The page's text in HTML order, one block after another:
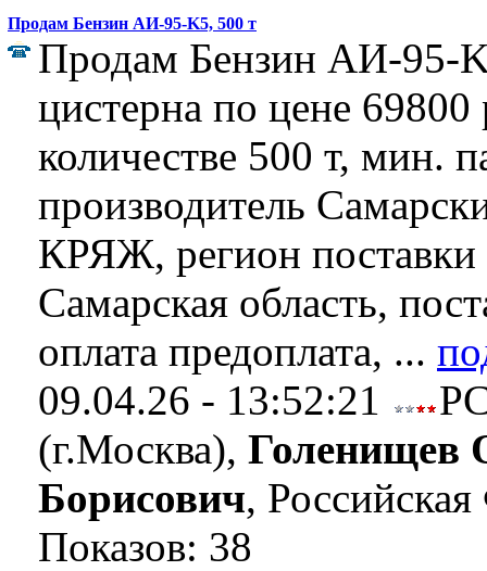
Продам Бензин АИ-95-K5, 500 т
Продам Бензин АИ-95-
цистерна по цене 69800
количестве 500 т, мин.
производитель
КРЯЖ, регион
Самарская область,
оплата предоплата, ...
09.04.26 - 13:52:21
(г.Москва), Голенищев
Борисович,
Показов: 38